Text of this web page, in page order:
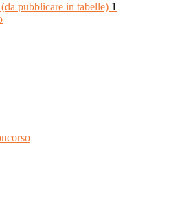
pubblicare in tabelle) 1